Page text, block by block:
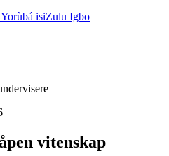
Yorùbá isiZulu Igbo
vitenskap